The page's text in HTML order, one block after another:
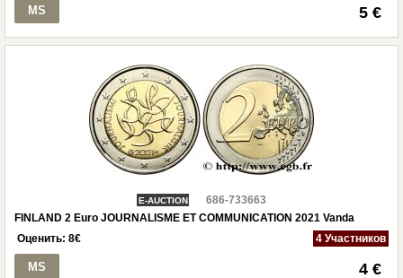
MS 5 €
E-AUCTION
686-733663
FINLAND 2 Euro JOURNALISME ET COMMUNICATION 2021 Vanda
Оценить: 8€ 4 Участников
MS 4 €